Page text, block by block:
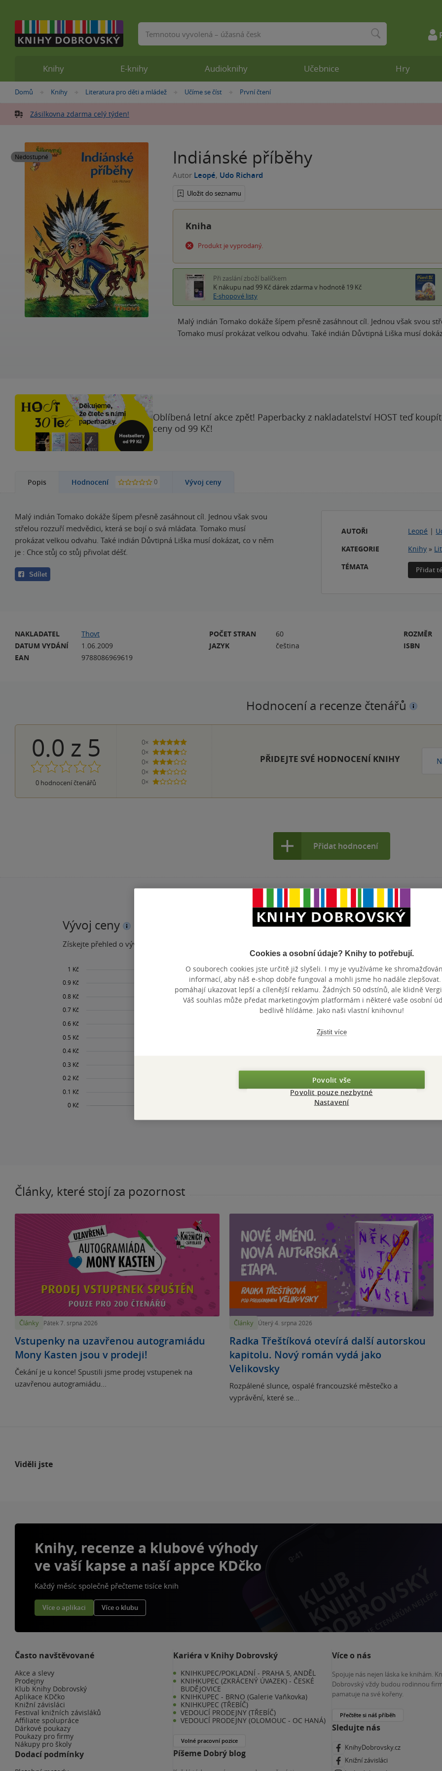
Nacházíte
zde:
Domů »
Knihy »
Literatura pro děti a mládež »
Učíme se číst »První čtení
Zásilkovna zdarma celý týden!
Nedostupné Indiánské příběhy
Autor Leopé, Udo Richard
Uložit do seznamu
Kniha
Produkt je vyprodaný.
Při zaslání zboží balíčkem
K nákupu nad 99 Kč dárek zdarma v hodnotě 19 Kč
E-shopové listy
Malý indián Tomako dokáže šípem přesně zasáhnout cíl. Jednou však svou
Tomako musí prokázat velkou odvahu. Také indián Důvtipná Liška musí
Oblíbená letní akce zpět! Paperbacky z nakladatelství HOST teď
ceny od 99 Kč!
Popis Hodnocení 0 Vývoj ceny
Malý indián Tomako dokáže šípem přesně zasáhnout cíl. Jednou však svou
střelou rozzuří medvědici, která se bojí o svá mláďata. Tomako musí
prokázat velkou odvahu. Také indián Důvtipná Liška musí dokázat, co v něm
je : Chce stůj co stůj přivolat déšť.
Sdílet
AUTOŘI Leopé |
KATEGORIE
Knihy »
TÉMATA
Přidat
NAKLADATEL
Thovt
DATUM VYDÁNÍ
1.06.2009
EAN
9788086969619
POČET STRAN
60
JAZYK
čeština
ROZMĚR
ISBN
Hodnocení a recenze čtenářů
0.0 z 5
0 hodnocení čtenářů
0×
5 hvězdiček
0×
4 hvězdičky
0×
3 hvězdičky
0×
2 hvězdičky
0×
1 hvezdička
PŘIDEJTE SVÉ HODNOCENÍ KNIHY
Přidat hodnocení
Vývoj ceny
Získejte přehled o vývoji ceny za posledních 60 dní.
Články, které stojí za pozornost
Články Pátek 7. srpna 2026
Vstupenky na uzavřenou autogramiádu
Mony Kasten jsou v prodeji!
Čekání je u konce! Spustili jsme prodej vstupenek na
uzavřenou autogramiádu...
Články Úterý 4. srpna 2026
Radka Třeštíková otevírá další autorskou
kapitolu. Nový román vydá jako
Velikovsky
Rozpálené slunce, ospalé francouzské městečko a
vyprávění, které se...
Knihy E-knihy Audioknihy Učebnice Hry
Vyhledávání
Viděli jste
Knihy, recenze a klubové výhody
ve vaší kapse a naší appce KDčko
Každý měsíc společně přečteme tisíce knih
Více o aplikaci Více o klubu
Často navštěvované
Akce a slevy
Prodejny
Klub Knihy Dobrovský
Aplikace KDčko
Knižní závisláci
Festival knižních závisláků
Affiliate spolupráce
Dárkové poukazy
Poukazy pro firmy
Nákupy pro školy
Dodací podmínky
Kariéra v Knihy Dobrovský
KNIHKUPEC/POKLADNÍ - PRAHA 5, ANDĚL
KNIHKUPEC (ZKRÁCENÝ ÚVAZEK) - ČESKÉ
BUDĚJOVICE
KNIHKUPEC - BRNO (Galerie Vaňkovka)
KNIHKUPEC (TŘEBÍČ)
VEDOUCÍ PRODEJNY (TŘEBÍČ)
VEDOUCÍ PRODEJNY (OLOMOUC - OC HANÁ)
Volné pracovní pozice
Píšeme Dobrý blog
Více o nás
Spojuje nás nejen láska ke knihám.
Dobrovský vždy budou rodinnou
pamatuje na své kořeny.
Přečtěte si náš příběh
Sledujte nás
KnihyDobrovsky.cz
Knižní závisláci
Cookies a osobní údaje? Knihy to potřebují.
O souborech cookies jste určitě již slyšeli. I my je využíváme ke
informací, aby náš e-shop dobře fungoval a mohli jsme ho nadále zlepšovat.
pomáhají ukazovat lepší a cílenější reklamu. Žádných 50 odstínů, ale klidně
Váš souhlas může předat marketingovým platformám i některé vaše osobní
bedlivě hlídáme. Jako naši vlastní knihovnu!
Zjistit více
Povolit vše
Povolit pouze nezbytné
Nastavení